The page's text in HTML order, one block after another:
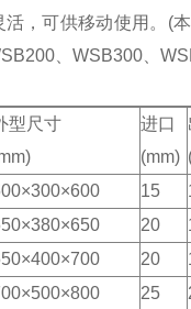
，可供移动使用。(
、WSB300、
型尺寸
进口
(mm)
15
20
20
25